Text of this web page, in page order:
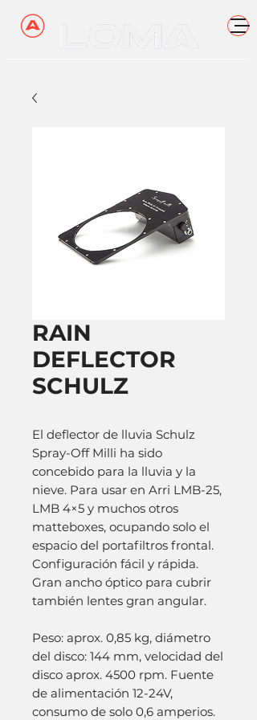
RAIN
DEFLECTOR
SCHULZ
El deflector de lluvia Schulz
Spray-Off Milli ha sido
concebido para la lluvia y la
nieve. Para usar en Arri LMB-25,
LMB 4×5 y muchos otros
matteboxes, ocupando solo el
espacio del portafiltros frontal.
Configuración fácil y rápida.
Gran ancho óptico para cubrir
también lentes gran angular.
Peso: aprox. 0,85 kg, diámetro
del disco: 144 mm, velocidad del
disco aprox. 4500 rpm. Fuente
de alimentación 12-24V,
consumo de solo 0,6 amperios.